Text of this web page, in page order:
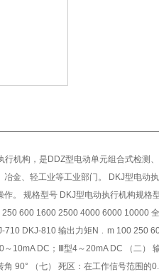
行机构，是DDZ型电动单元组合式检测
金、轻工业等工业部门。 DKJ型电动
。 规格型号 DKJ型电动执行机构规
600 1600 2500 4000 6000 10000
DKJ-810 输出力矩N﹒m 100 250
10mA DC；Ⅲ型4～20mA DC （二
90° （七） 死区：在工作信号范围